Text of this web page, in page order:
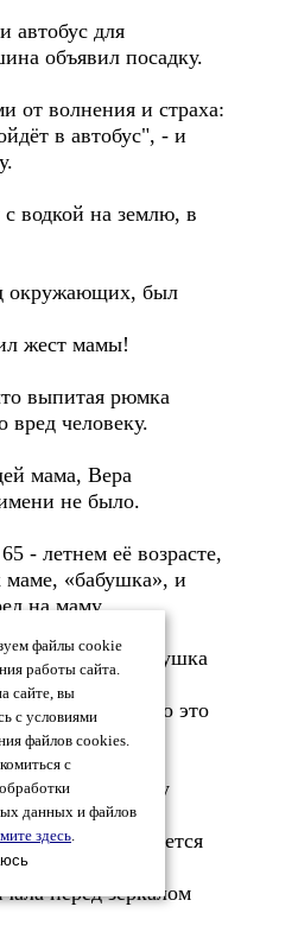
автобус для
объявил посадку.
от волнения и страха:
в автобус", - и
водкой на землю, в
окружающих, был
жест мамы!
выпитая рюмка
вред человеку.
мама, Вера
не было.
- летнем её возрасте,
«бабушка», и
на маму.
мама была бабушка
бабушкой, но это
по поводу
как требуется
перед зеркалом
файлы cookie
работы сайта.
сайте, вы
с условиями
файлов cookies.
с
данных и файлов
здесь.